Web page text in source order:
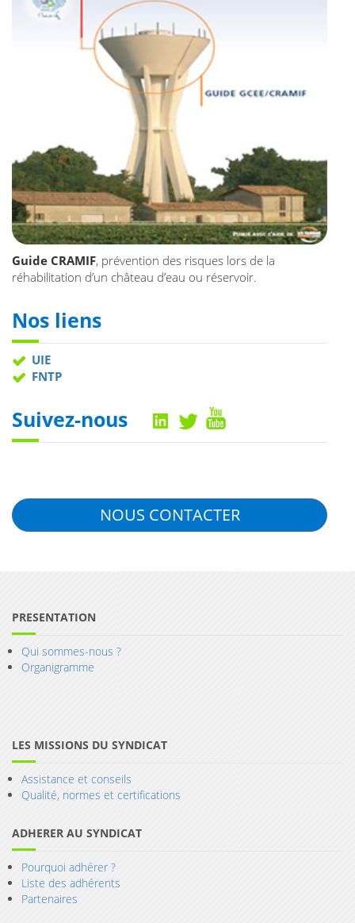
Guide CRAMIF, prévention des risques lors de la
réhabilitation d’un château d’eau ou réservoir.
Nos liens
UIE
FNTP
Suivez-nous
NOUS CONTACTER
PRESENTATION
Qui sommes-nous ?
Organigramme
LES MISSIONS DU SYNDICAT
Assistance et conseils
Qualité, normes et certifications
ADHERER AU SYNDICAT
Pourquoi adhérer ?
Liste des adhérents
Partenaires